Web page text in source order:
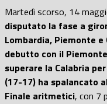
Martedì scorso, 14
disputato la fase a
Lombardia, Piemonte e
debutto con il
superare la Calabria
(17-17) ha spalancato
Finale aritmetici, con 7